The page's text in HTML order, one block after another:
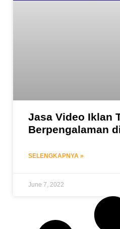
Jasa Video Iklan
Berpengalaman
SELENGKAPNYA »
June 7, 2022